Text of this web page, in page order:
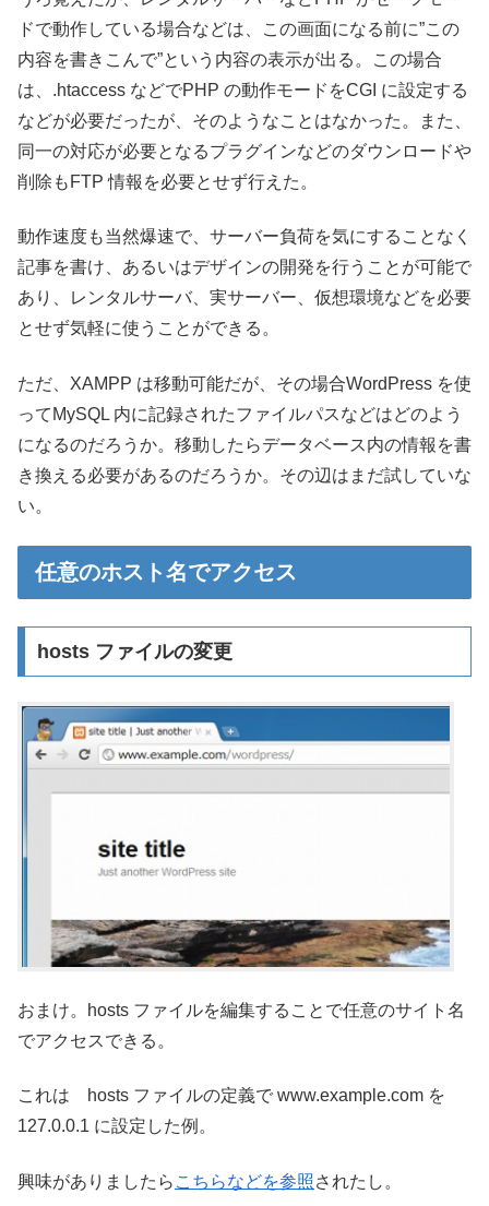
ドで動作している場合などは、この画面になる前に”この
内容を書きこんで”という内容の表示が出る。この場合
は、.htaccess などでPHP の動作モードをCGI に設定する
などが必要だったが、そのようなことはなかった。また、
同一の対応が必要となるプラグインなどのダウンロードや
削除もFTP 情報を必要とせず行えた。
動作速度も当然爆速で、サーバー負荷を気にすることなく
記事を書け、あるいはデザインの開発を行うことが可能で
あり、レンタルサーバ、実サーバー、仮想環境などを必要
とせず気軽に使うことができる。
ただ、XAMPP は移動可能だが、その場合WordPress を使
ってMySQL 内に記録されたファイルパスなどはどのよう
になるのだろうか。移動したらデータベース内の情報を書
き換える必要があるのだろうか。その辺はまだ試していな
い。
任意のホスト名でアクセス
hosts ファイルの変更
おまけ。hosts ファイルを編集することで任意のサイト名
でアクセスできる。
これは hosts ファイルの定義で www.example.com を
127.0.0.1 に設定した例。
興味がありましたら こちらなどを参照されたし。